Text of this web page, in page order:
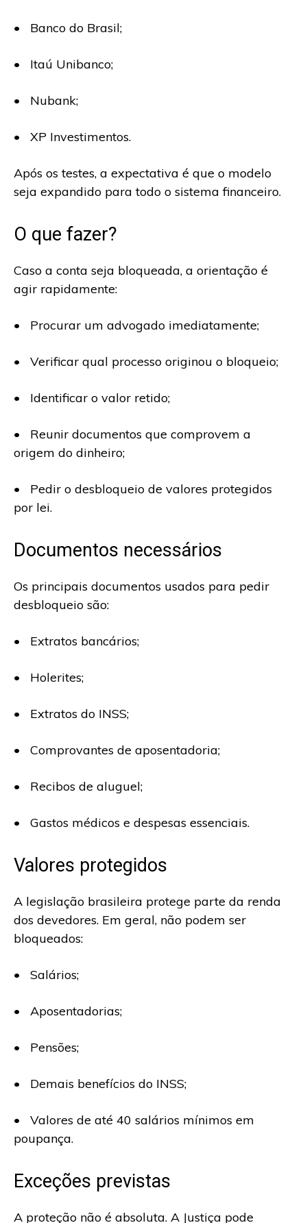
• Banco do Brasil;
• Itaú Unibanco;
• Nubank;
• XP Investimentos.
Após os testes, a expectativa é que o modelo
seja expandido para todo o sistema financeiro.
O que fazer?
Caso a conta seja bloqueada, a orientação é
agir rapidamente:
• Procurar um advogado imediatamente;
• Verificar qual processo originou o bloqueio;
• Identificar o valor retido;
• Reunir documentos que comprovem a
origem do dinheiro;
• Pedir o desbloqueio de valores protegidos
por lei.
Documentos necessários
Os principais documentos usados para pedir
desbloqueio são:
• Extratos bancários;
• Holerites;
• Extratos do INSS;
• Comprovantes de aposentadoria;
• Recibos de aluguel;
• Gastos médicos e despesas essenciais.
Valores protegidos
A legislação brasileira protege parte da renda
dos devedores. Em geral, não podem ser
bloqueados:
• Salários;
• Aposentadorias;
• Pensões;
• Demais benefícios do INSS;
• Valores de até 40 salários mínimos em
poupança.
Exceções previstas
A proteção não é absoluta. A Justiça pode